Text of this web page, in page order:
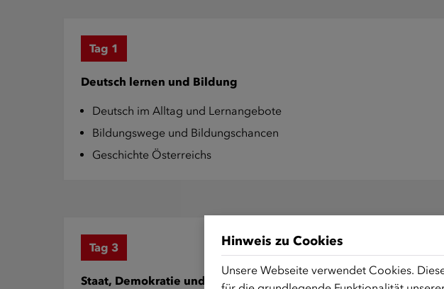
Tag 1
Deutsch lernen und Bildung
Deutsch im Alltag und Lernangebote
Bildungswege und Bildungschancen
Geschichte Österreichs
Tag 3
Staat, Demokratie und Gesetze
Hinweis zu Cookies
Unsere Webseite verwendet Cookies.